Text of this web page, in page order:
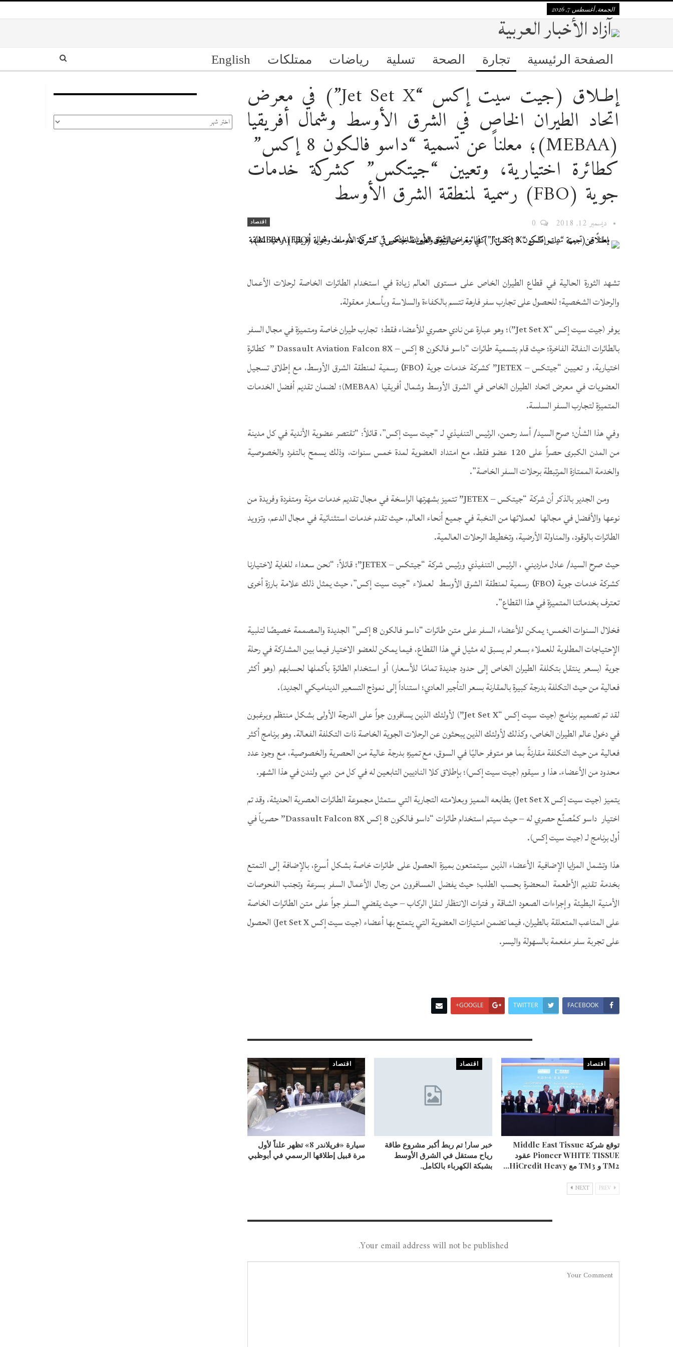
الجمعة, أغسطس 7, 2026
الصفحة الرئيسية تجارة الصحة تسلية رياضات ممتلكات English
إطـلاق (جيت سيت إكس “Jet Set X”) في معرض
اتحاد الطيران الخاص في الشرق الأوسط وشمال أفريقيا
(MEBAA)؛ معلناً عن تسمية “داسو فالكون 8 إكس”
كطائرة اختيارية، وتعيين “جيتكس” كشركة خدمات
جوية (FBO) رسمية لمنطقة الشرق الأوسط
اقتصاد ديسمبر 12, 2018
تشهد الثورة الحالية في قطاع الطيران الخاص على مستوى العالم زيادة في استخدام الطائرات الخاصة لرحلات الأعمال
والرحلات الشخصية؛ للحصول على تجارب سفر فارهة تتسم بالكفاءة والسلاسة وبأسعار معقولة.
يوفر (جيت سيت إكس “Jet Set X”)؛ وهو عبارة عن نادي حصري للأعضاء فقط؛ تجارب طيران خاصة ومتميزة في مجال السفر
بالطائرات النفاثة الفاخرة؛ حيث قام بتسمية طائرات “داسو فالكون 8 إكس – Dassault Aviation Falcon 8X ”
كطائرة
اختيارية، و تعيين “جيتكس – JETEX” كشركة خدمات جوية
(
FBO
) رسمية لمنطقة الشرق الأوسط، مع إطلاق تسجيل
العضويات في معرض اتحاد الطيران الخاص في الشرق الأوسط وشمال أفريقيا (MEBAA)؛ لضمان تقديم أفضل الخدمات
المتميزة لتجارب السفر السلسة.
وفي هذا الشأن؛ صرح السيد/ أسد رحمن، الرئيس التنفيذي لـ “جيت سيت إكس”، قائلاً: “تقتصر عضوية الأندية في كل مدينة
من المدن الكبرى حصراً على 120 عضو فقط، مع امتداد العضوية لمدة خمس سنوات، وذلك يسمح بالتفرد والخصوصية
والخدمة الممتازة المرتبطة برحلات السفر الخاصة”.
ومن الجدير بالذكر أن شركة “جيتكس – JETEX” تتميز بشهرتها الراسخة في مجال تقديم خدمات مرنة ومتفردة وفريدة من
نوعها والأفضل في مجالها لعملائها من النخبة في جميع أنحاء العالم، حيث تقدم خدمات استثنائية في مجال الدعم، وتزويد
الطائرات بالوقود، والمناولة الأرضية، وتخطيط الرحلات العالمية.
حيث صرح السيد/ عادل مارديني ، الرئيس التنفيذي ورئيس شركة “جيتكس – JETEX”؛ قائلاً: “نحن سعداء للغاية لاختيارنا
كشركة خدمات جوية (
FBO
) رسمية لمنطقة الشرق الأوسط لعملاء “جيت سيت إكس”، حيث يمثل ذلك علامة بارزة أخرى
تعترف بخدماتنا المتميزة في هذا القطاع”.
فخلال السنوات الخمس؛ يمكن للأعضاء السفر على متن طائرات “داسو فالكون 8 إكس” الجديدة والمصممة خصيصًا لتلبية
الإحتياجات المطلوبة للعملاء بسعر لم يسبق له مثيل في هذا القطاع، فيما يمكن للعضو الاختيار فيما بين المشاركة في رحلة
جوية (بسعر ينتقل بتكلفة الطيران الخاص إلى حدود جديدة تمامًا للأسعار) أو استخدام الطائرة بأكملها لحسابهم (وهو أكثر
فعالية من حيث التكلفة بدرجة كبيرة بالمقارنة بسعر التأجير العادي؛ استناداً إلى نموذج التسعير الديناميكي الجديد).
لقد تم تصميم برنامج (جيت سيت إكس “Jet Set X”) لأولئك الذين يسافرون جواً على الدرجة الأولى بشكل منتظم ويرغبون
في دخول عالم الطيران الخاص، وكذلك لأولئك الذين يبحثون عن الرحلات الجوية الخاصة ذات التكلفة الفعالة. وهو برنامج أكثر
فعالية من حيث التكلفة مقارنةً بما هو متوفر حاليًا في السوق، مع تميزه بدرجة عالية من الحصرية والخصوصية، مع وجود عدد
محدود من الأعضاء. هذا و سيقوم (جيت سيت إكس)؛ بإطلاق كلا الناديين التابعين له في كل من دبي ولندن في هذا الشهر.
يتميز (جيت سيت إكس Jet Set X) بطابعه المميز وبعلامته التجارية التي ستمثل مجموعة الطائرات العصرية الحديثة، وقد تم
اختيار داسو كمُصنِّع حصري له – حيث سيتم استخدام طائرات “داسو فالكون 8 إكس Dassault Falcon 8X” حصرياً في
أول برنامج لـ (جيت سيت إكس).
هذا وتشمل المزايا الإضافية الأعضاء الذين سيتمتعون بميزة الحصول على طائرات خاصة بشكل أسرع، بالإضافة إلى التمتع
بخدمة تقديم الأطعمة المحضرة بحسب الطلب؛ حيث يفضل المسافرون من رجال الأعمال السفر بسرعة وتجنب الفحوصات
الأمنية البطيئة وإجراءات الصعود الشاقة و فترات الانتظار لنقل الركاب – حيث يقضي السفر جواً على متن الطائرات الخاصة
على المتاعب المتعلقة بالطيران، فيما تضمن امتيازات العضوية التي يتمتع بها أعضاء (جيت سيت إكس Jet Set X) الحصول
على تجربة سفر مفعمة بالسهولة واليسر.
FACEBOOK
TWITTER
GOOGLE+
اقتصاد
توقع شركة Middle East Tissue
Pioneer WHITE TISSUE عقود
TM2 و TM3 مع HiCredit Heavy…
اقتصاد
خبر سار! تم ربط أكبر مشروع طاقة
رياح مستقل في الشرق الأوسط
بشبكة الكهرباء بالكامل.
اقتصاد
سيارة «فريلاندر 8» تظهر علناً لأول
مرة قبيل إطلاقها الرسمي في أبوظبي
NEXT
Your email address will not be published.
الأرشيف